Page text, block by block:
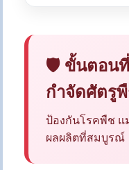
🛡️ ขั้นตอน
กำจัดศัตรู
ป้องกันโรคพืช แ
ผลผลิตที่สมบูรณ์